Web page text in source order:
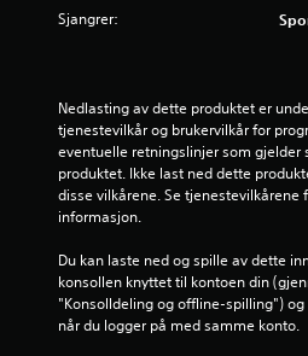
Sjangrer:
Nedlasting av dette produktet er
tjenestevilkår og brukervilkår for
eventuelle retningslinjer som gjelder
produktet. Ikke last ned dette
disse vilkårene. Se tjenestevilkårene
informasjon.
Du kan laste ned og spille av dette
konsollen knyttet til kontoen din
"Konsolldeling og offline-spilling")
når du logger på med samme konto.